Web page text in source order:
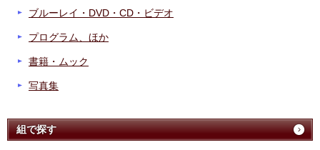
ブルーレイ・DVD・CD・ビデオ
プログラム、ほか
書籍・ムック
写真集
組で探す